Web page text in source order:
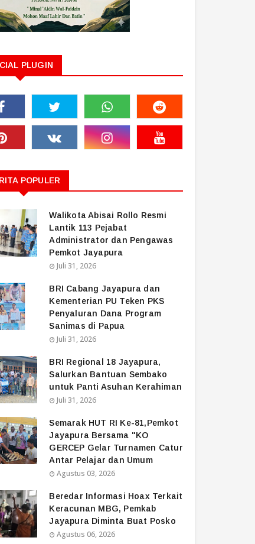
PLUGIN
POPULER
Walikota Abisai Rollo Resmi
Lantik 113 Pejabat
Administrator dan Pengawas
Pemkot Jayapura
Juli 31, 2026
BRI Cabang Jayapura dan
Kementerian PU Teken PKS
Penyaluran Dana Program
Sanimas di Papua
Juli 31, 2026
BRI Regional 18 Jayapura,
Salurkan Bantuan Sembako
untuk Panti Asuhan Kerahiman
Juli 31, 2026
Semarak HUT RI Ke-81,Pemkot
Jayapura Bersama "KO
GERCEP Gelar Turnamen Catur
Antar Pelajar dan Umum
Agustus 03, 2026
Beredar Informasi Hoax Terkait
Keracunan MBG, Pemkab
Jayapura Diminta Buat Posko
Agustus 06, 2026